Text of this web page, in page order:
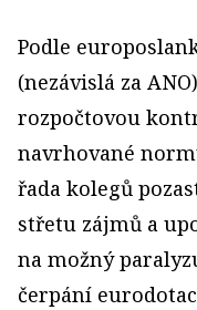
Podle
(nezávislá za
rozpočtovou
navrhované
řada kolegů
střetu zájmů a
na možný
čerpání